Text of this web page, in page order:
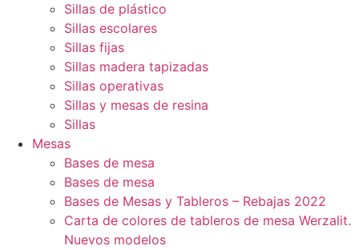
Sillas de plástico
Sillas escolares
Sillas fijas
Sillas madera tapizadas
Sillas operativas
Sillas y mesas de resina
Sillas
Mesas
Bases de mesa
Bases de mesa
Bases de Mesas y Tableros – Rebajas 2022
Carta de colores de tableros de mesa Werzalit.
Nuevos modelos